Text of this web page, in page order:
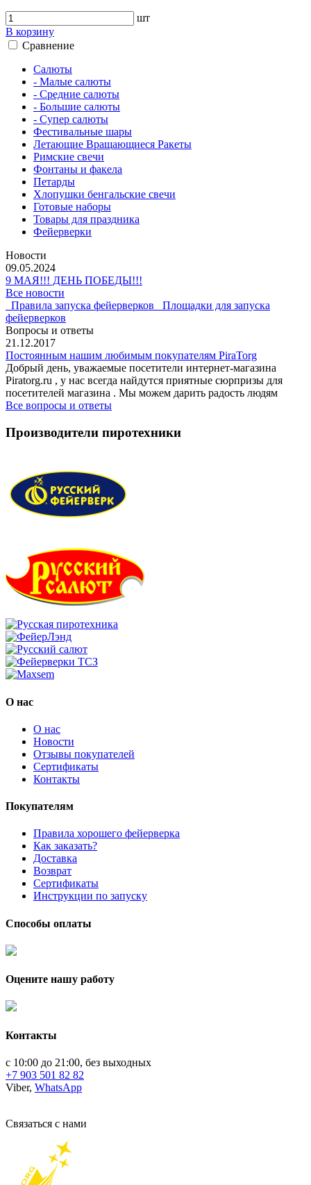
шт
В корзину
Сравнение
Салюты
- Малые салюты
- Средние салюты
- Большие салюты
- Супер салюты
Фестивальные шары
Летающие Вращающиеся Ракеты
Римские свечи
Фонтаны и факела
Петарды
Хлопушки бенгальские свечи
Готовые наборы
Товары для праздника
Фейерверки
Новости
09.05.2024
9 МАЯ!!! ДЕНЬ ПОБЕДЫ!!!
Все новости
Правила запуска фейерверков
Площадки для запуска
фейерверков
Вопросы и ответы
21.12.2017
Постоянным нашим любимым покупателям PiraTorg
Добрый день, уважаемые посетители интернет-магазина
Piratorg.ru , у нас всегда найдутся приятные сюрпризы для
посетителей магазина . Мы можем дарить радость людям
Все вопросы и ответы
Производители пиротехники
О нас
О нас
Новости
Отзывы покупателей
Сертификаты
Контакты
Покупателям
Правила хорошего фейерверка
Как заказать?
Доставка
Возврат
Сертификаты
Инструкции по запуску
Способы оплаты
Оцените нашу работу
Контакты
с 10:00 до 21:00, без выходных
+7 903 501 82 82
Viber, WhatsApp
Связаться с нами